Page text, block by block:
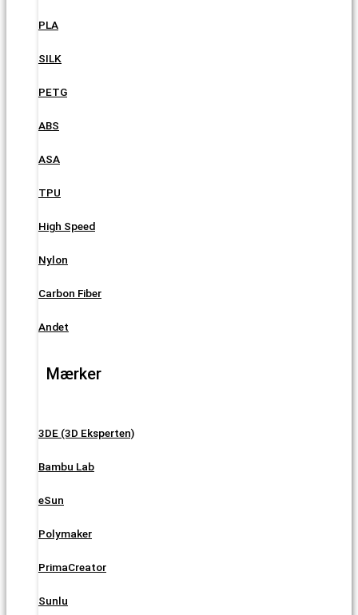
PLA
SILK
PETG
ABS
ASA
TPU
High Speed
Nylon
Carbon Fiber
Andet
Mærker
3DE (3D Eksperten)
Bambu Lab
eSun
Polymaker
PrimaCreator
Sunlu